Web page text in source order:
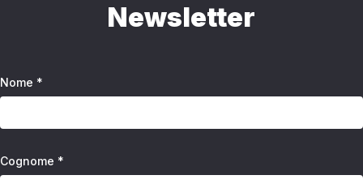
Newsletter
Nome *
Cognome *